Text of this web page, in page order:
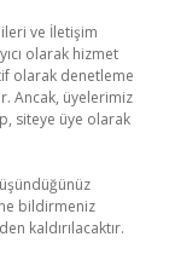
ve İletişim
olarak hizmet
olarak denetleme
Ancak, üyelerimiz
siteye üye olarak
bildirmeniz
kaldırılacaktır.